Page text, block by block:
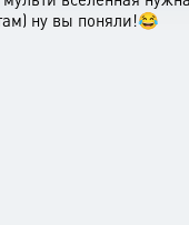
ну вы поняли!😂